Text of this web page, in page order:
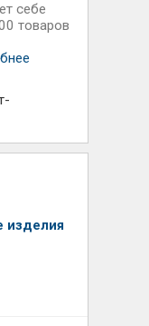
себе
товаров
изделия